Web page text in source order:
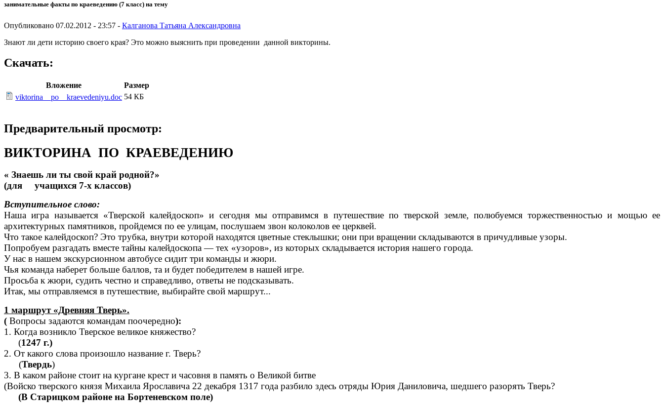
занимательные факты по краеведению (7 класс) на тему
Опубликовано 07.02.2012 - 23:57 - Калганова Татьяна Александровна
Знают ли дети историю своего края? Это можно выяснить при проведении данной викторины.
Скачать:
Вложение
Размер
viktorina__po__kraevedeniyu.doc 54 КБ
Предварительный просмотр:
ВИКТОРИНА ПО КРАЕВЕДЕНИЮ
« Знаешь ли ты свой край родной?»
(для учащихся 7-х классов)
Вступительное слово:
Наша игра называется «Тверской калейдоскоп» и сегодня мы отправимся в путешествие по тверской земле, полюбуемся торжественностью и мощью ее
архитектурных памятников, пройдемся по ее улицам, послушаем звон колоколов ее церквей.
Что такое калейдоскоп? Это трубка, внутри которой находятся цветные стеклышки; они при вращении складываются в причудливые узоры.
Попробуем разгадать вместе тайны калейдоскопа — тех «узоров», из которых складывается история нашего города.
У нас в нашем экскурсионном автобусе сидит три команды и жюри.
Чья команда наберет больше баллов, та и будет победителем в нашей игре.
Просьба к жюри, судить честно и справедливо, ответы не подсказывать.
Итак, мы отправляемся в путешествие, выбирайте свой маршрут...
1 маршрут «Древняя Тверь».
( Вопросы задаются командам поочередно):
1. Когда возникло Тверское великое княжество?
(1247 г.)
2. От какого слова произошло название г. Тверь?
(Твердь)
3. В каком районе стоит на кургане крест и часовня в память о Великой битве
(Войско тверского князя Михаила Ярославича 22 декабря 1317 года разбило здесь отряды Юрия Даниловича, шедшего разорять Тверь?
(В Старицком районе на Бортеневском поле)